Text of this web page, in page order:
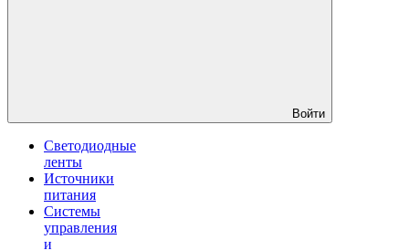
Войти
Светодиодные
ленты
Источники
питания
Системы
управления
и